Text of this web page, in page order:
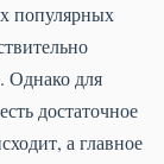
популярных
Однако для
достаточное
а главное